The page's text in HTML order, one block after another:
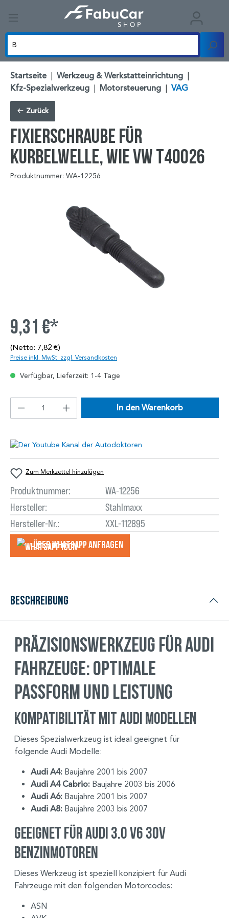
Startseite | Werkzeug & Werkstatteinrichtung |
Kfz-Spezialwerkzeug | Motorsteuerung | VAG
Zurück
Fixierschraube für
Kurbelwelle, wie VW T40026
Produktnummer: WA-12256
9,31 €*
(Netto: 7,82 €)
Preise inkl. MwSt. zzgl. Versandkosten
Verfügbar, Lieferzeit: 1-4 Tage
In den Warenkorb
Zum Merkzettel hinzufügen
Produktnummer:
WA-12256
Hersteller:
Stahlmaxx
Hersteller-Nr.:
XXL-112895
Über WhatsApp anfragеn
Beschreibung
Präzisionswerkzeug für Audi
Fahrzeuge: Optimale
Passform und Leistung
Kompatibilität mit Audi Modellen
Dieses Spezialwerkzeug ist ideal geeignet für
folgende Audi Modelle:
Audi A4: Baujahre 2001 bis 2007
Audi A4 Cabrio: Baujahre 2003 bis 2006
Audi A6: Baujahre 2001 bis 2007
Audi A8: Baujahre 2003 bis 2007
Geeignet für Audi 3.0 V6 30V
Benzinmotoren
Dieses Werkzeug ist speziell konzipiert für Audi
Fahrzeuge mit den folgenden Motorcodes:
ASN